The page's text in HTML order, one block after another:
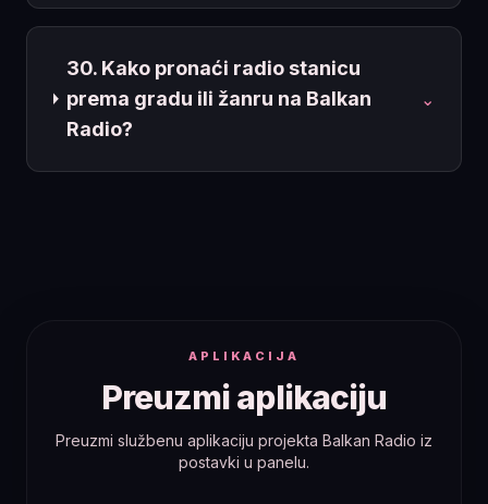
30. Kako pronaći radio stanicu
prema gradu ili žanru na Balkan
Radio?
⌄
APLIKACIJA
Preuzmi aplikaciju
Preuzmi službenu aplikaciju projekta Balkan Radio iz
postavki u panelu.